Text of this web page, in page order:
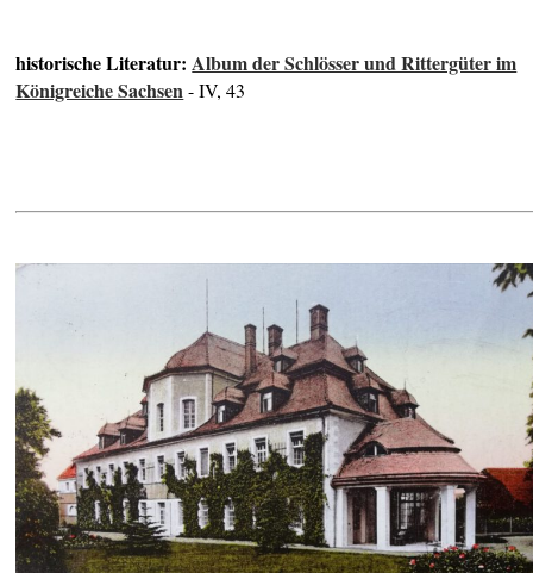
historische Literatur:Album der Schlösser und Rittergüter im
Königreiche Sachsen- IV, 43